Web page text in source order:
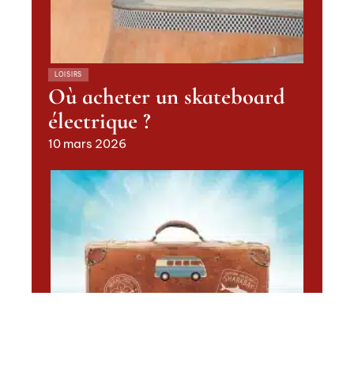
LOISIRS
Où acheter un skateboard
électrique ?
10 mars 2026